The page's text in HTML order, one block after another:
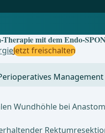
mit dem Endo-
Jetzt freischalten
Management
Wundhöhle bei